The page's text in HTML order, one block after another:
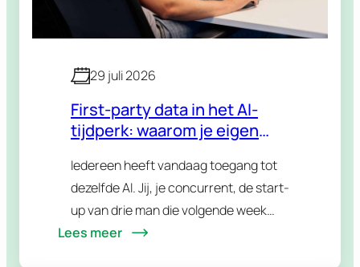
29 juli 2026
First-party data in het AI-
tijdperk: waarom je eigen
wordt
Iedereen heeft vandaag toegang tot
dezelfde AI. Jij, je concurrent, de start-
up van drie man die volgende week
opstart. Dezelfde modellen, dezelfde
Lees meer